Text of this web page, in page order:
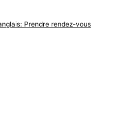
Prendre rendez-vous